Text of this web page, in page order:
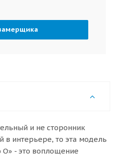
и не сторонник
в интерьере, то эта модель
О» - это воплощение